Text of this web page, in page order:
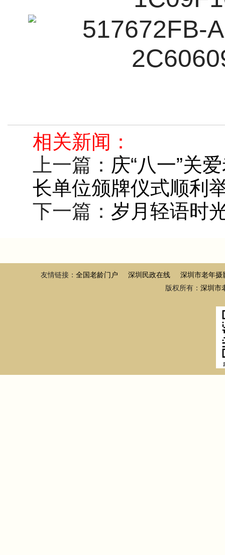
相关新闻：
上一篇： 庆“八一”关
长单位颁牌仪式顺利
下一篇： 岁月轻语时
友情链接： 全国老龄门户 深圳民政在线
深圳市老年摄
版权所有： 深圳市